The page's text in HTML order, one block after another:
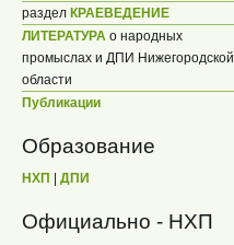
раздел КРАЕВЕДЕНИЕ
ЛИТЕРАТУРА о народных
промыслах и ДПИ Нижегородской
области
Публикации
Образование
НХП ДПИ
Официально - НХП